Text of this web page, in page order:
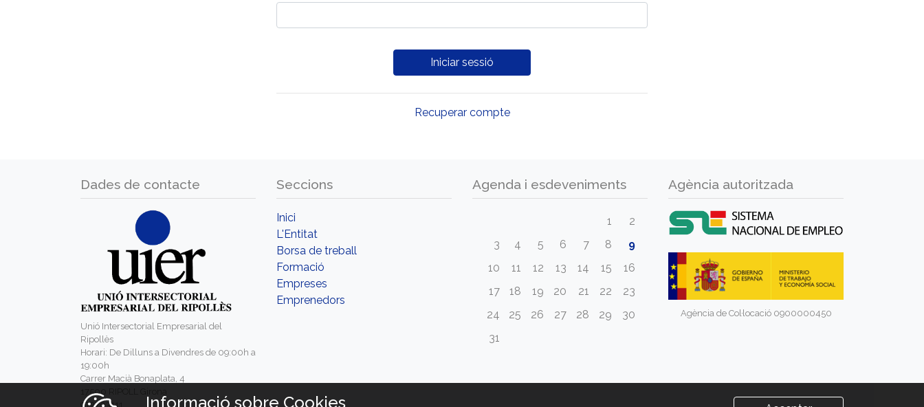
Recuperar compte
Dades de contacte
Unió Intersectorial Empresarial del
Ripollès
Horari: De Dilluns a Divendres de 09:00h a
19:00h
Carrer Macià Bonaplata, 4
17500 RIPOLL Girona
972703111
Seccions
Inici
L'Entitat
Borsa de treball
Formació
Empreses
Emprenedors
Agenda i esdeveniments
1
2
3
4 5 6 7 8
9
10
11 12 13 14 15
16
17
18 19 20 21 22
23
24
25 26 27 28 29
30
31
Agència autoritzada
Agència de Col·locació 0900000450
Informació sobre Cookies